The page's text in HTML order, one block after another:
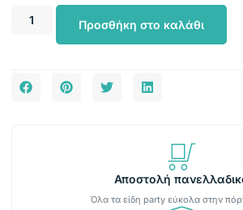
Προσθήκη στο καλάθι
Αποστολή
Όλα τα είδη party εύκολα στην